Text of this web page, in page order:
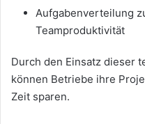
Aufgabenverteilung
Teamproduktivität
Durch den Einsatz dieser
können Betriebe ihre
Zeit sparen.